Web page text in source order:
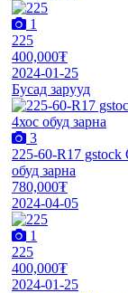
1
225
400,000₮
2024-01-25
Бусад зарууд
3
225-60-R17
обуд зарна
780,000₮
2024-04-05
1
225
400,000₮
2024-01-25